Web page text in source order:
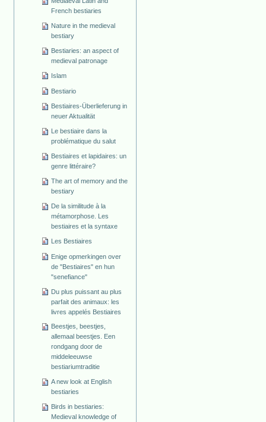
French bestiaries
Nature in the medieval
bestiary
Bestiaries: an aspect of
medieval patronage
Islam
Bestiario
Bestiaires-Überlieferung in
neuer Aktualität
Le bestiaire dans la
problématique du salut
Bestiaires et lapidaires: un
genre littéraire?
The art of memory and the
bestiary
De la similitude à la
métamorphose. Les
bestiaires et la syntaxe
Les Bestiaires
Enige opmerkingen over
de "Bestiaires" en hun
"senefiance"
Du plus puissant au plus
parfait des animaux: les
livres appelés Bestiaires
Beestjes, beestjes,
allemaal beestjes. Een
rondgang door de
middeleeuwse
bestiariumtraditie
A new look at English
bestiaries
Birds in bestiaries:
Medieval knowledge of